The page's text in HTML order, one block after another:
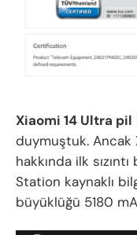
Xiaomi 14 Ultra pil
duymuştuk. Ancak
hakkında ilk
Station kaynaklı
büyüklüğü 5180